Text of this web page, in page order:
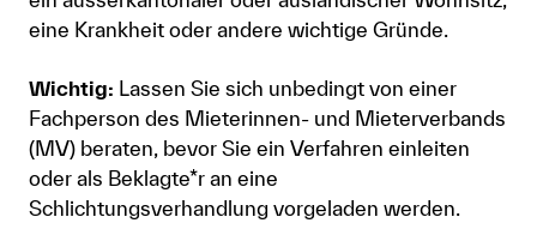
eine Krankheit oder andere wichtige Gründe.
Wichtig: Lassen Sie sich unbedingt von einer
Fachperson des Mieterinnen- und Mieterverbands
(MV) beraten, bevor Sie ein Verfahren einleiten
oder als Beklagte*r an eine
Schlichtungsverhandlung vorgeladen werden.